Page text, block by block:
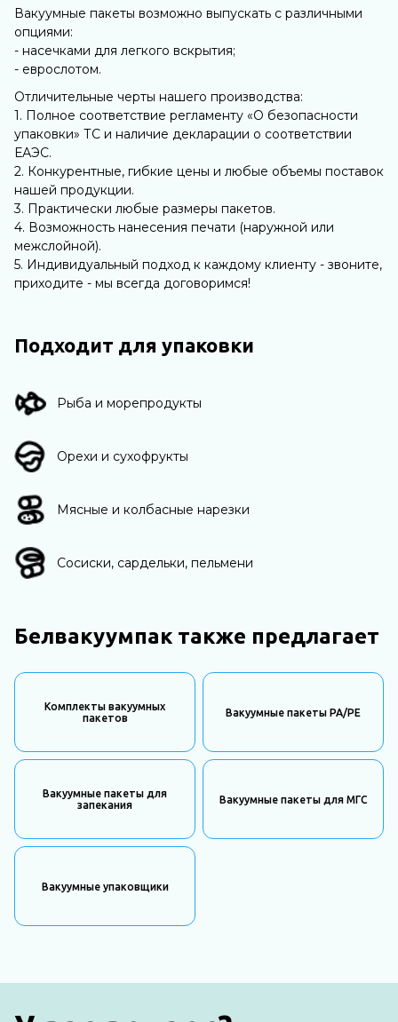
Вакуумные пакеты возможно выпускать с различными
опциями:
- насечками для легкого вскрытия;
- еврослотом.
Отличительные черты нашего производства:
1. Полное соответствие регламенту «О безопасности
упаковки» ТС и наличие декларации о соответствии
ЕАЭС.
2. Конкурентные, гибкие цены и любые объемы поставок
нашей продукции.
3. Практически любые размеры пакетов.
4. Возможность нанесения печати (наружной или
межслойной).
5. Индивидуальный подход к каждому клиенту - звоните,
приходите - мы всегда договоримся!
Подходит для упаковки
Рыба и морепродукты
Орехи и сухофрукты
Мясные и колбасные нарезки
Сосиски, сардельки, пельмени
Белвакуумпак также предлагает
Комплекты вакуумных
пакетов
Вакуумные пакеты PA/PE
Вакуумные пакеты для
запекания
Вакуумные пакеты для МГС
Вакуумные упаковщики